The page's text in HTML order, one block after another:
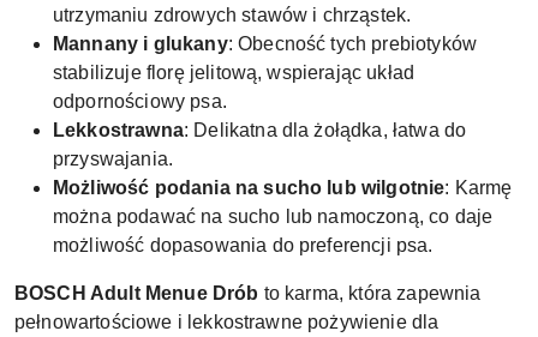
utrzymaniu zdrowych stawów i chrząstek.
Mannany i glukany: Obecność tych prebiotyków
stabilizuje florę jelitową, wspierając układ
odpornościowy psa.
Lekkostrawna: Delikatna dla żołądka, łatwa do
przyswajania.
Możliwość podania na sucho lub wilgotnie: Karmę
można podawać na sucho lub namoczoną, co daje
możliwość dopasowania do preferencji psa.
BOSCH Adult Menue Drób to karma, która zapewnia
pełnowartościowe i lekkostrawne pożywienie dla